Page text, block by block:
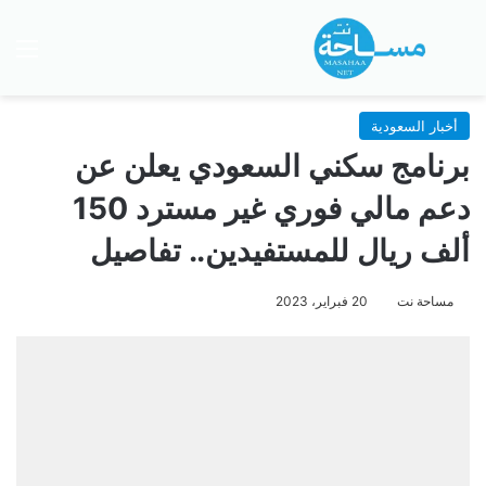
بحث عن
أخبار السعودية
برنامج سكني السعودي يعلن عن
دعم مالي فوري غير مسترد 150
ألف ريال للمستفيدين.. تفاصيل
مساحة نت 20 فبراير، 2023